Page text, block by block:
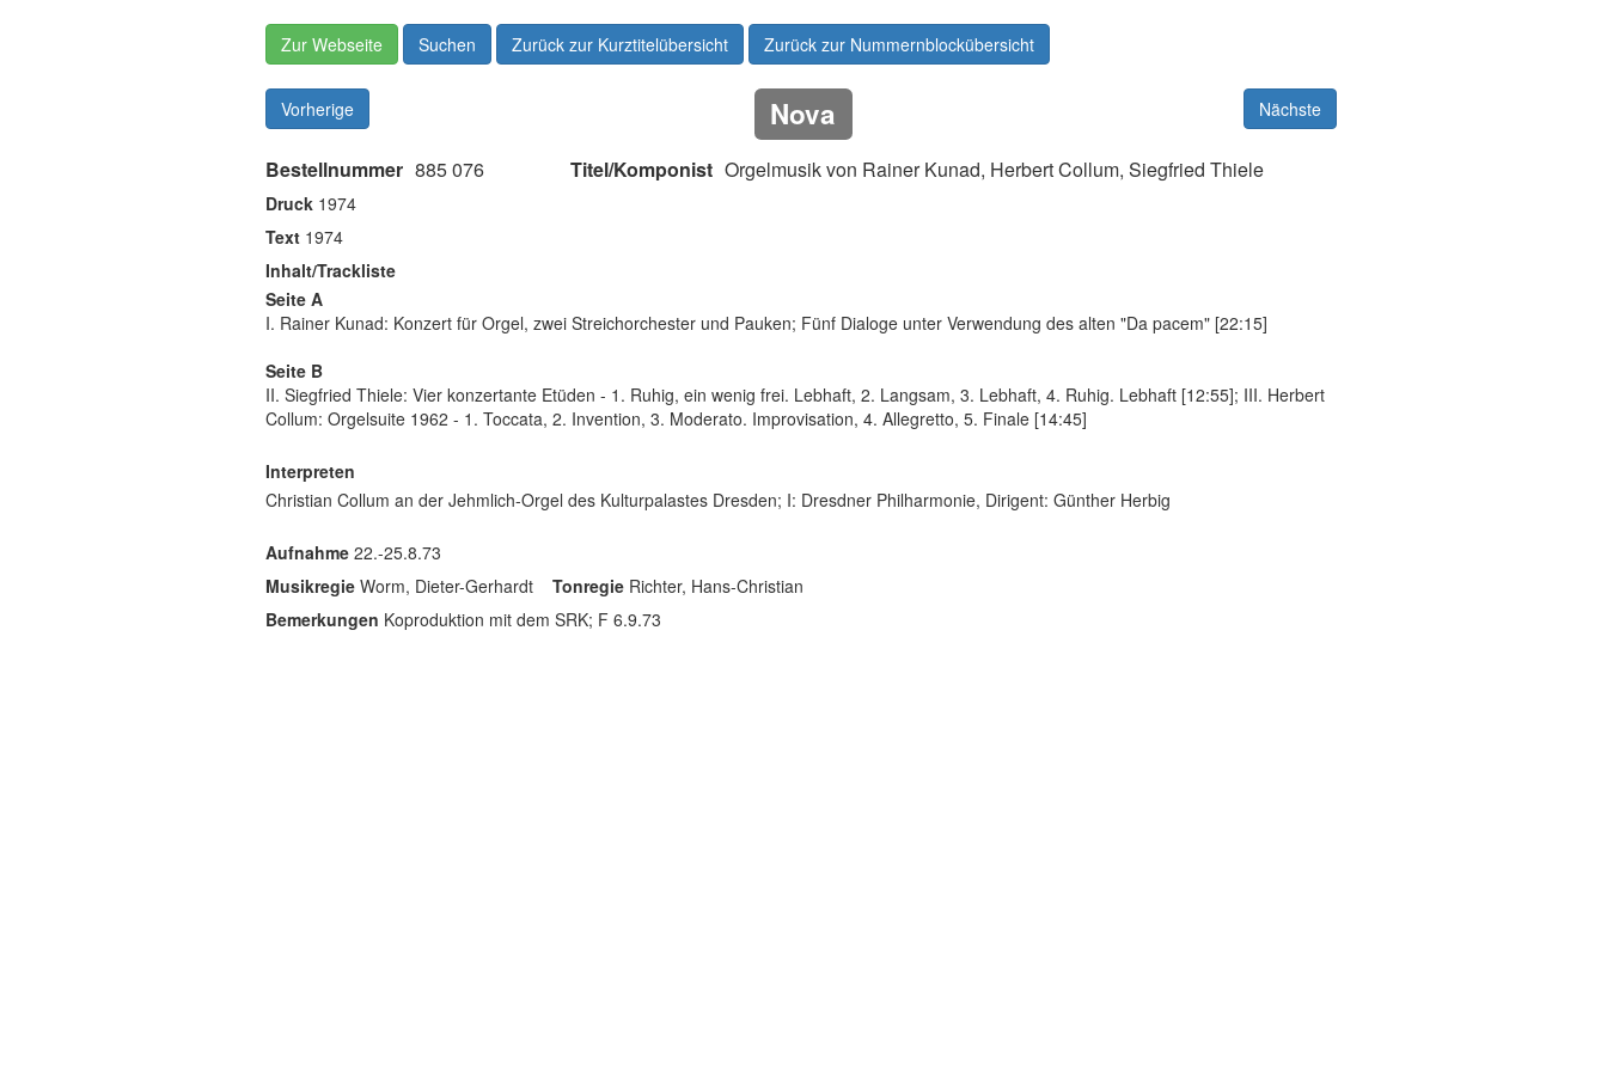
Zur Webseite Suchen Zurück zur Kurztitelübersicht Zurück zur Nummernblockübersicht
Vorherige Nova Nächste
Bestellnummer 885 076 Titel/Komponist Orgelmusik von Rainer Kunad, Herbert Collum, Siegfried Thiele
Druck 1974
Text 1974
Inhalt/Trackliste
Seite A
I. Rainer Kunad: Konzert für Orgel, zwei Streichorchester und Pauken; Fünf Dialoge unter Verwendung des alten "Da pacem" [22:15]
Seite B
II. Siegfried Thiele: Vier konzertante Etüden - 1. Ruhig, ein wenig frei. Lebhaft, 2. Langsam, 3. Lebhaft, 4. Ruhig. Lebhaft [12:55]; III. Herbert
Collum: Orgelsuite 1962 - 1. Toccata, 2. Invention, 3. Moderato. Improvisation, 4. Allegretto, 5. Finale [14:45]
Interpreten
Christian Collum an der Jehmlich-Orgel des Kulturpalastes Dresden; I: Dresdner Philharmonie, Dirigent: Günther Herbig
Aufnahme 22.-25.8.73
Musikregie Worm, Dieter-Gerhardt Tonregie Richter, Hans-Christian
Bemerkungen Koproduktion mit dem SRK; F 6.9.73